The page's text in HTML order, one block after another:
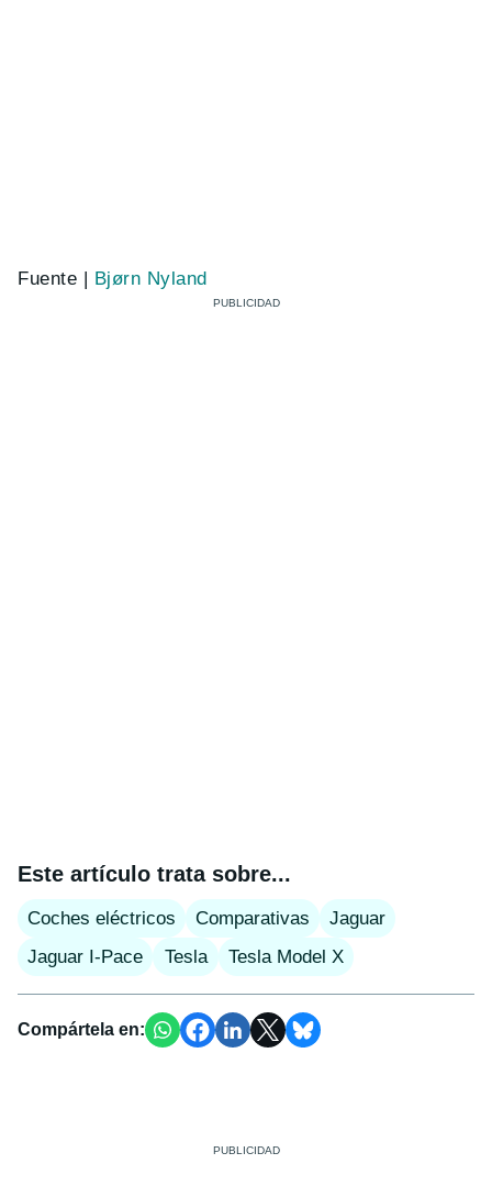
Fuente | Bjørn Nyland
Este artículo trata sobre...
Coches eléctricos Comparativas
Jaguar
Jaguar I-Pace
Tesla Tesla Model X
Compártela en: